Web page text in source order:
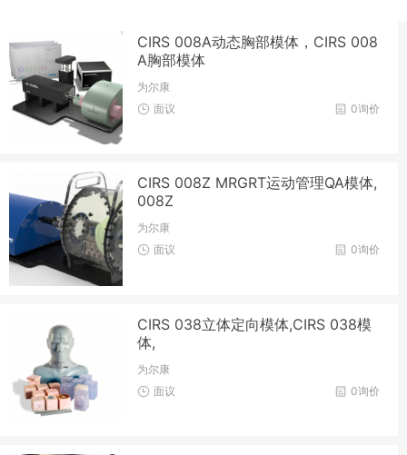
CIRS 008A动态胸部模体，CIRS 008
A胸部模体
为尔康
0询价
面议
CIRS 008Z MRGRT运动管理QA模体,
008Z
为尔康
0询价
面议
CIRS 038立体定向模体,CIRS 038模
体,
为尔康
0询价
面议